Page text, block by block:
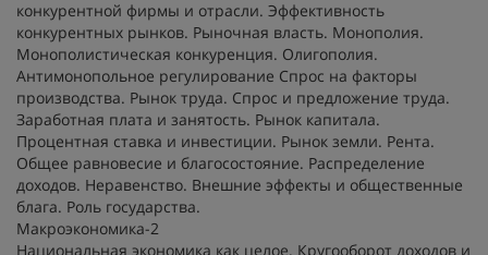
конкурентной фирмы и отрасли. Эффективность
конкурентных рынков. Рыночная власть. Монополия.
Монополистическая конкуренция. Олигополия.
Антимонопольное регулирование Спрос на факторы
производства. Рынок труда. Спрос и предложение труда.
Заработная плата и занятость. Рынок капитала.
Процентная ставка и инвестиции. Рынок земли. Рента.
Общее равновесие и благосостояние. Распределение
доходов. Неравенство. Внешние эффекты и общественные
блага. Роль государства.
Макроэкономика-2
Национальная экономика как целое. Кругооборот доходов и